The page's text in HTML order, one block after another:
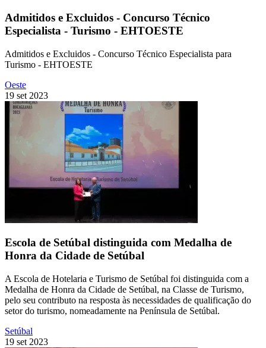
Admitidos e Excluidos - Concurso Técnico
Especialista - Turismo - EHTOESTE
Admitidos e Excluidos - Concurso Técnico Especialista para
Turismo - EHTOESTE
Oeste
19 set 2023
Escola de Setúbal distinguida com Medalha de
Honra da Cidade de Setúbal
A Escola de Hotelaria e Turismo de Setúbal foi distinguida com a
Medalha de Honra da Cidade de Setúbal, na Classe de Turismo,
pelo seu contributo na resposta às necessidades de qualificação do
setor do turismo, nomeadamente na Península de Setúbal.
Setúbal
19 set 2023